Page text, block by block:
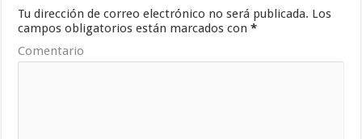
Tu dirección de correo electrónico no será publicada. Los
campos obligatorios están marcados con*
Comentario